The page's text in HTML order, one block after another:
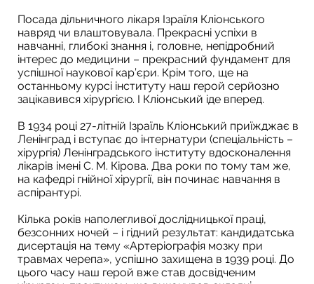
Посада дільничного лікаря Ізраїля Кліонського
навряд чи влаштовувала. Прекрасні успіхи в
навчанні, глибокі знання і, головне, непідробний
інтерес до медицини – прекрасний фундамент для
успішної наукової кар’єри. Крім того, ще на
останньому курсі інституту наш герой серйозно
зацікавився хірургією. І Кліонський іде вперед.
В 1934 році 27-літній Ізраїль Кліонський приїжджає в
Ленінград і вступає до інтернатури (спеціальність –
хірургія) Ленінградського інституту вдосконалення
лікарів імені С. М. Кірова. Два роки по тому там же,
на кафедрі гнійної хірургії, він починає навчання в
аспірантурі.
Кілька років наполегливої дослідницької праці,
безсонних ночей – і гідний результат: кандидатська
дисертація на тему «Артеріографія мозку при
травмах черепа», успішно захищена в 1939 році. До
цього часу наш герой вже став досвідченим